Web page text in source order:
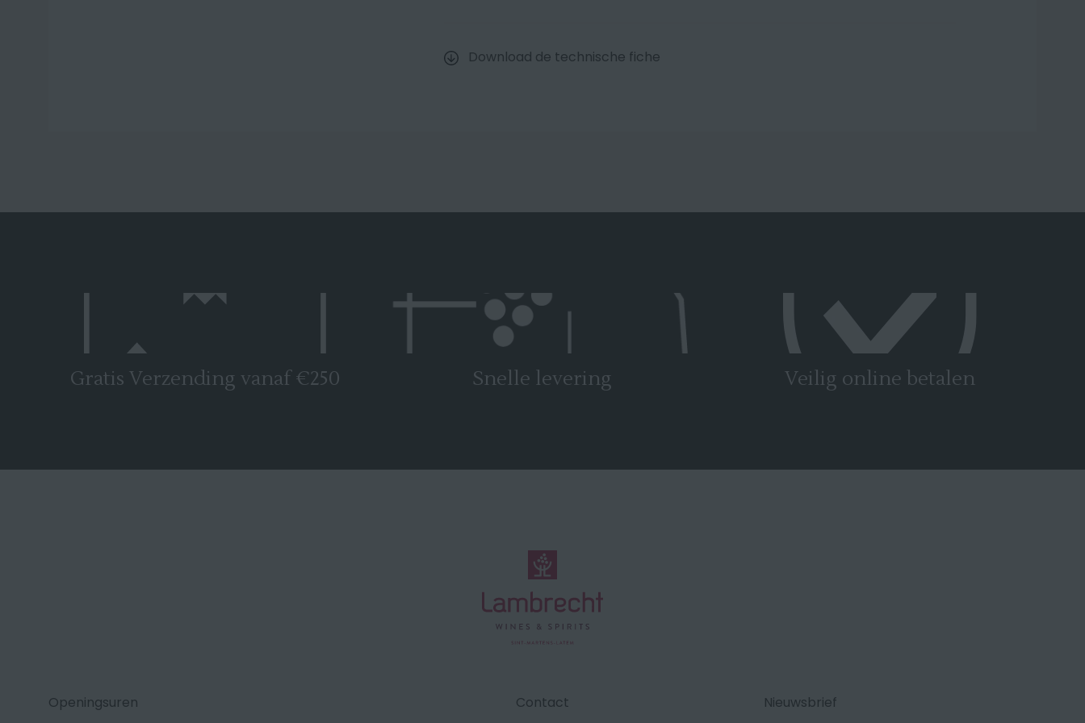
Download de technische fiche
Gratis Verzending vanaf €250 Snelle levering Veilig online betalen
Openingsuren Contact Nieuwsbrief